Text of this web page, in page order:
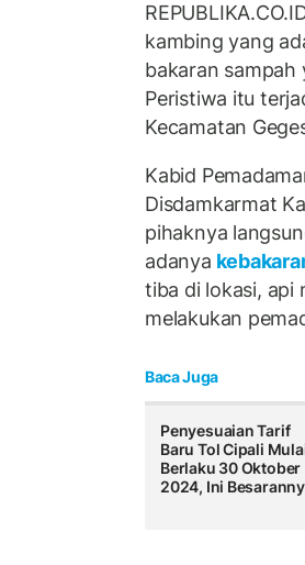
kambing yang
bakaran sampah
Peristiwa itu
Kecamatan
Kabid
Disdamkarmat
pihaknya
adanya
tiba di lokasi, api
melakukan
Baca Juga
Penyesuaian Tarif
Baru Tol Cipali
Berlaku 30 Oktober
2024, Ini